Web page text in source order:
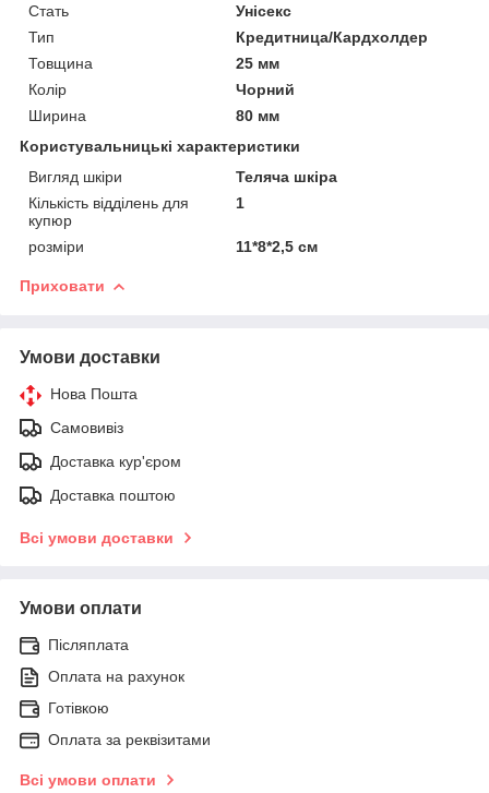
Стать
Унісекс
Тип
Кредитница/Кардхолдер
Товщина
25 мм
Колір
Чорний
Ширина
80 мм
Користувальницькі характеристики
Вигляд шкіри
Теляча шкіра
Кількість відділень для
купюр
1
розміри 11*8*2,5 см
Приховати
Умови доставки
Нова Пошта
Самовивіз
Доставка кур'єром
Доставка поштою
Всі умови доставки
Умови оплати
Післяплата
Оплата на рахунок
Готівкою
Оплата за реквізитами
Всі умови оплати